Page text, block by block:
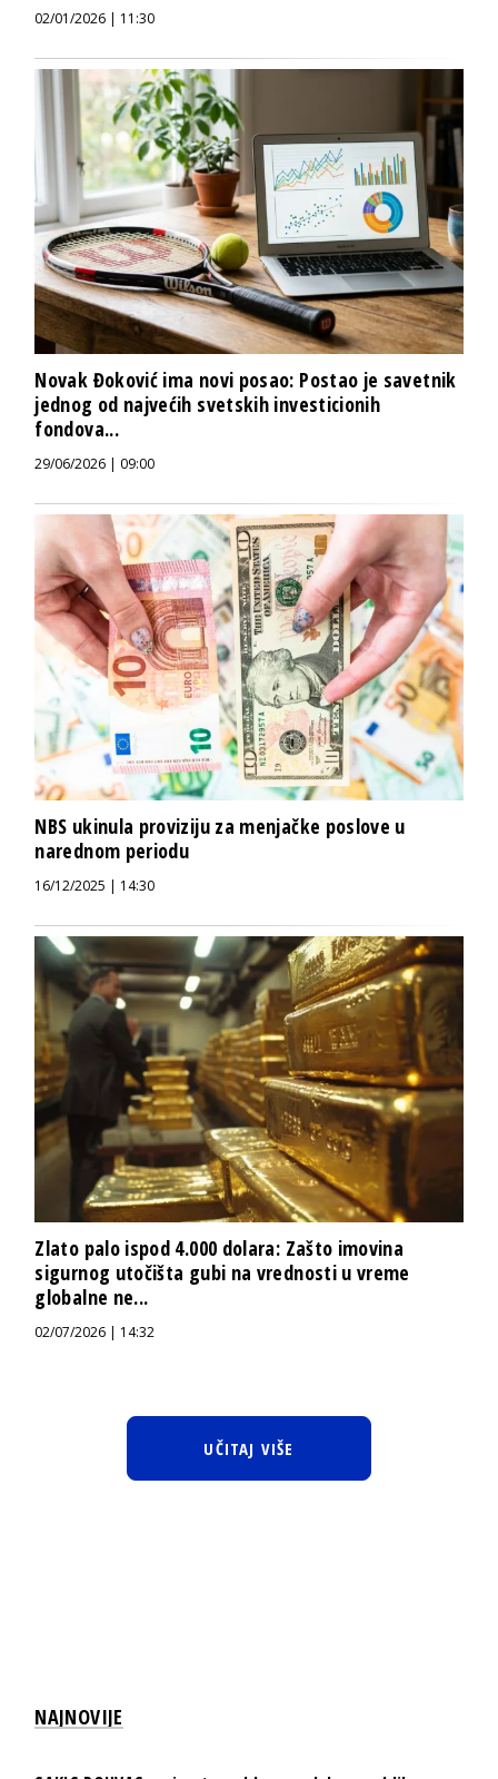
02/01/2026 | 11:30
Novak Đoković ima novi posao: Postao je savetnik
jednog od najvećih svetskih investicionih
fondova...
29/06/2026 | 09:00
NBS ukinula proviziju za menjačke poslove u
narednom periodu
16/12/2025 | 14:30
Zlato palo ispod 4.000 dolara: Zašto imovina
sigurnog utočišta gubi na vrednosti u vreme
globalne ne...
02/07/2026 | 14:32
UČITAJ VIŠE
NAJNOVIJE